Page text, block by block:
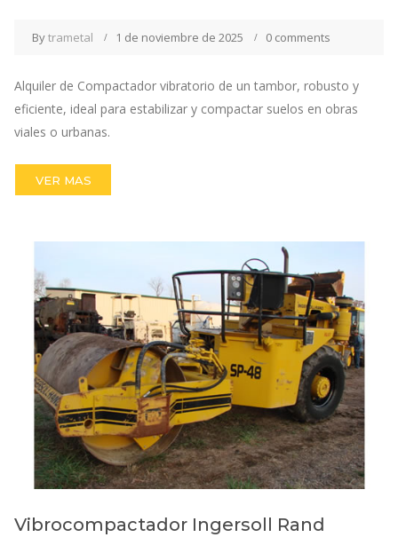
Bytrametal 1 de noviembre de 2025 0 comments
Alquiler de Compactador vibratorio de un tambor, robusto y
eficiente, ideal para estabilizar y compactar suelos en obras
viales o urbanas.
VER MAS
Vibrocompactador Ingersoll Rand